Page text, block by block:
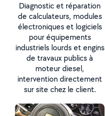
Diagnostic et réparation
de calculateurs, modules
électroniques et logiciels
pour équipements
industriels lourds et engins
de travaux publics à
moteur diesel,
intervention directement
sur site chez le client.